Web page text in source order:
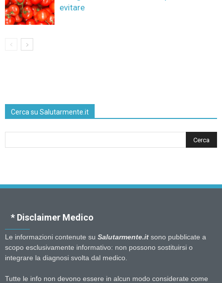
evitare
Cerca su Salutarmente.it
* Disclaimer Medico
Le informazioni contenute su Salutarmente.it sono pubblicate a
scopo esclusivamente informativo: non possono sostituirsi o
integrare la diagnosi svolta dal medico.
Tutte le info non devono essere in alcun modo considerate come